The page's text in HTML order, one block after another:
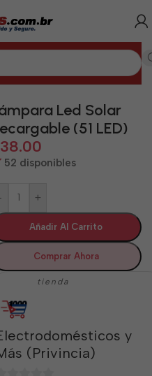
Artemisa
Led Solar
(51 LED)
38.00
52 disponibles
+
Añadir Al Carrito
Comprar Ahora
tienda
y
(Privincia)